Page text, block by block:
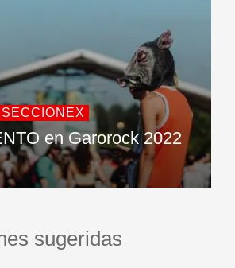
SECCIONEX
en Garorock 2022
sugeridas